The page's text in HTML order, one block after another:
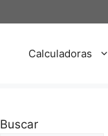
Calculadoras
Buscar